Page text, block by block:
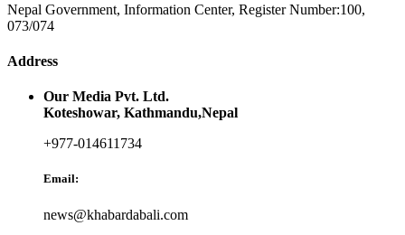
Nepal Government, Information Center, Register Number:100,
073/074
Address
Our Media Pvt. Ltd.
Koteshowar, Kathmandu,Nepal
+977-014611734
Email:
news@khabardabali.com